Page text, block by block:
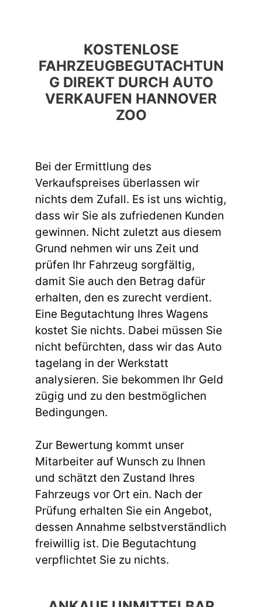
KOSTENLOSE
FAHRZEUGBEGUTACHTUN
G DIREKT DURCH AUTO
VERKAUFEN HANNOVER
ZOO
Bei der Ermittlung des
Verkaufspreises überlassen wir
nichts dem Zufall. Es ist uns wichtig,
dass wir Sie als zufriedenen Kunden
gewinnen. Nicht zuletzt aus diesem
Grund nehmen wir uns Zeit und
prüfen Ihr Fahrzeug sorgfältig,
damit Sie auch den Betrag dafür
erhalten, den es zurecht verdient.
Eine Begutachtung Ihres Wagens
kostet Sie nichts. Dabei müssen Sie
nicht befürchten, dass wir das Auto
tagelang in der Werkstatt
analysieren. Sie bekommen Ihr Geld
zügig und zu den bestmöglichen
Bedingungen.
Zur Bewertung kommt unser
Mitarbeiter auf Wunsch zu Ihnen
und schätzt den Zustand Ihres
Fahrzeugs vor Ort ein. Nach der
Prüfung erhalten Sie ein Angebot,
dessen Annahme selbstverständlich
freiwillig ist. Die Begutachtung
verpflichtet Sie zu nichts.